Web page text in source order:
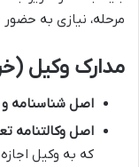
مرحله، نیازی به
مدارک وکیل
اصل شناسنامه
اصل وکالتنامه
که به وکیل